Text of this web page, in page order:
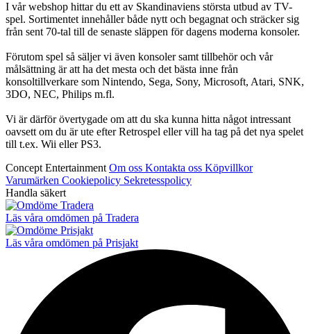
I vår webshop hittar du ett av Skandinaviens största utbud av TV-
spel. Sortimentet innehåller både nytt och begagnat och sträcker sig
från sent 70-tal till de senaste släppen för dagens moderna konsoler.
Förutom spel så säljer vi även konsoler samt tillbehör och vår
målsättning är att ha det mesta och det bästa inne från
konsoltillverkare som Nintendo, Sega, Sony, Microsoft, Atari, SNK,
3DO, NEC, Philips m.fl.
Vi är därför övertygade om att du ska kunna hitta något intressant
oavsett om du är ute efter Retrospel eller vill ha tag på det nya spelet
till t.ex. Wii eller PS3.
Concept Entertainment Om oss Kontakta oss Köpvillkor
Varumärken Cookiepolicy Sekretesspolicy
Handla säkert
Läs våra omdömen på Tradera
Läs våra omdömen på Prisjakt